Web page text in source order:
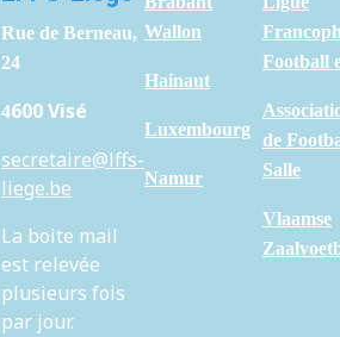
Rue de Berneau,
24
4600 Visé
secretaire@lffs-
liege.be
La boite mail
est relevée
plusieurs fois
par jour.
Wallon
Hainaut
Luxembourg
Namur
Football
de
Salle
Vlaamse